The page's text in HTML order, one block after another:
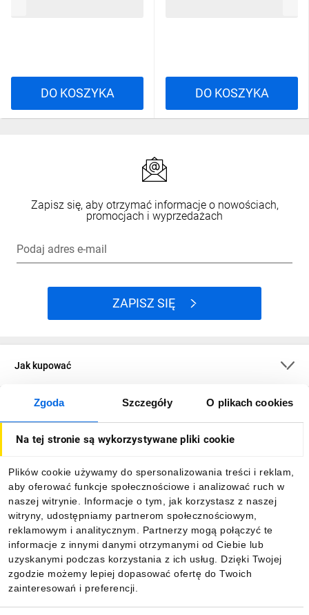
Zgoda Szczegóły O plikach cookies
Na tej stronie są wykorzystywane pliki cookie
Plików cookie używamy do spersonalizowania treści i reklam,
aby oferować funkcje społecznościowe i analizować ruch w
naszej witrynie. Informacje o tym, jak korzystasz z naszej
witryny, udostępniamy partnerom społecznościowym,
reklamowym i analitycznym. Partnerzy mogą połączyć te
informacje z innymi danymi otrzymanymi od Ciebie lub
uzyskanymi podczas korzystania z ich usług. Dzięki Twojej
zgodzie możemy lepiej dopasować ofertę do Twoich
zainteresowań i preferencji.
DO KOSZYKA DO KOSZYKA
Zapisz się, aby otrzymać informacje o nowościach,
promocjach i wyprzedażach
Podaj adres e-mail
ZAPISZ SIĘ
Jak kupować
O firmie
Informacje
Pobierz naszą aplikację mobilną: